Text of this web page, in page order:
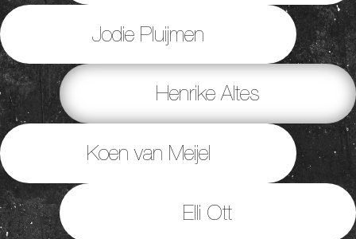
Jodie Pluijmen
Henrike Altes
Koen van Meijel
Elli Ott